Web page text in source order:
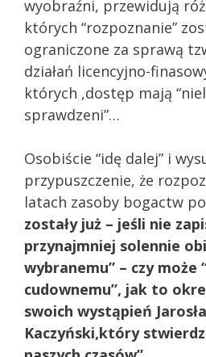
wyobraźni, przewidują
których “rozpoznanie”
ograniczone za sprawą
działań licencyjno-
których ,dostęp mają
sprawdzeni”…
Osobiście “idę dalej” i
przypuszczenie, że
latach zasoby bogactw
zostały już – jeśli nie
przynajmniej solennie
wybranemu” – czy może
cudownemu”, jak to
swoich wystąpień
Kaczyński,który